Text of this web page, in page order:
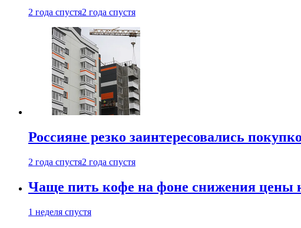
2 года спустя2 года спустя
Россияне резко заинтересовались
2 года спустя2 года спустя
Чаще пить кофе на фоне снижения цены
1 неделя спустя